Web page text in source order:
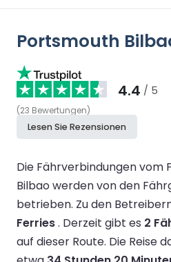
Portsmouth
4.4 / 5
(23 Bewertungen)
Lesen Sie Rezensionen
Die Fährverbindungen vom
Bilbao werden von den
betrieben. Zu den
Ferries. Derzeit gibt es 2
auf dieser Route. Die Reise